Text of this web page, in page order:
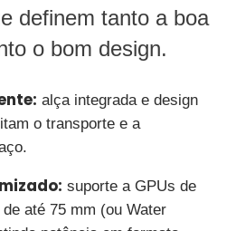
definem tanto a boa
o bom design.
alça integrada e design
o transporte e a
suporte a GPUs de
até 75 mm (ou Water